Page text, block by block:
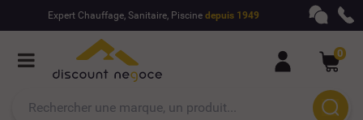
Expert Chauffage, Sanitaire, Piscine depuis 1949
0